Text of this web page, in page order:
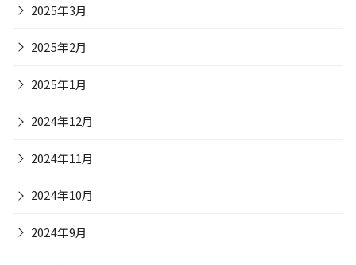
2025年3月
2025年2月
2025年1月
2024年12月
2024年11月
2024年10月
2024年9月